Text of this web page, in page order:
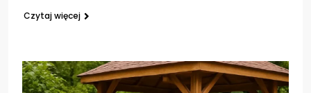
Czytaj więcej